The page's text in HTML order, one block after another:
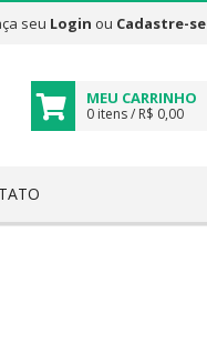
seu Login ou Cadastre-se
MEU CARRINHO
0 itens / R$ 0,00